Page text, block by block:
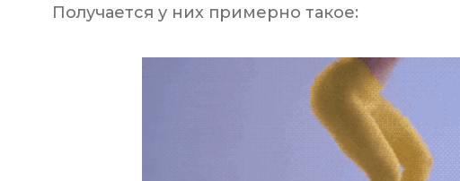
Получается у них примерно такое: